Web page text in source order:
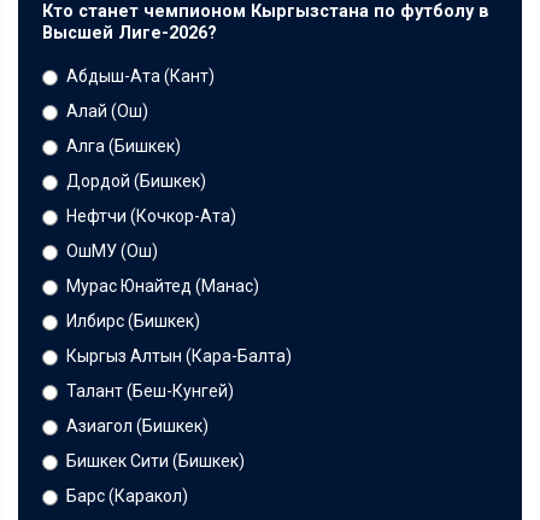
Кто станет чемпионом Кыргызстана по футболу в
Высшей Лиге-2026?
Абдыш-Ата (Кант)
Алай (Ош)
Алга (Бишкек)
Дордой (Бишкек)
Нефтчи (Кочкор-Ата)
ОшМУ (Ош)
Мурас Юнайтед (Манас)
Илбирс (Бишкек)
Кыргыз Алтын (Кара-Балта)
Талант (Беш-Кунгей)
Азиагол (Бишкек)
Бишкек Сити (Бишкек)
Барс (Каракол)